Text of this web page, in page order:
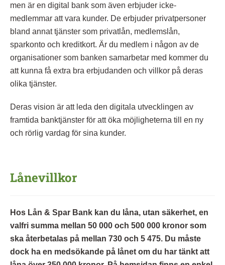
men är en digital bank som även erbjuder icke-
medlemmar att vara kunder. De erbjuder privatpersoner
bland annat tjänster som privatlån, medlemslån,
sparkonto och kreditkort. Är du medlem i någon av de
organisationer som banken samarbetar med kommer du
att kunna få extra bra erbjudanden och villkor på deras
olika tjänster.
Deras vision är att leda den digitala utvecklingen av
framtida banktjänster för att öka möjligheterna till en ny
och rörlig vardag för sina kunder.
Lånevillkor
Hos Lån & Spar Bank kan du låna, utan säkerhet, en
valfri summa mellan 50 000 och 500 000 kronor som
ska återbetalas på mellan 730 och 5 475. Du måste
dock ha en medsökande på lånet om du har tänkt att